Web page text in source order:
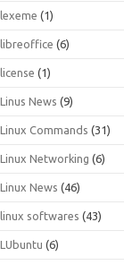
lexeme (1)
libreoffice (6)
license (1)
Linus News (9)
Linux Commands (31)
Linux Networking (6)
Linux News (46)
linux softwares (43)
LUbuntu (6)